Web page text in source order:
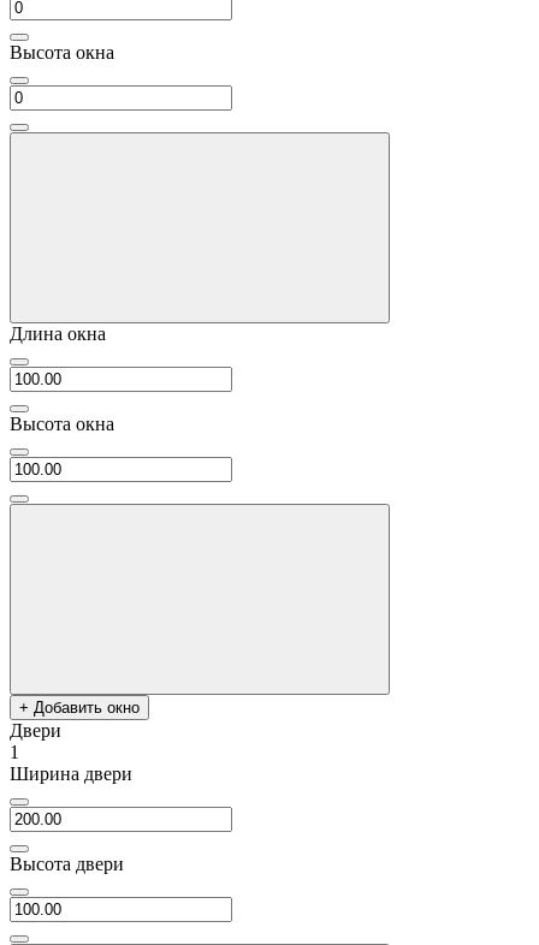
Высота окна
Длина окна
Высота окна
+ Добавить окно
Двери
1
Ширина двери
Высота двери